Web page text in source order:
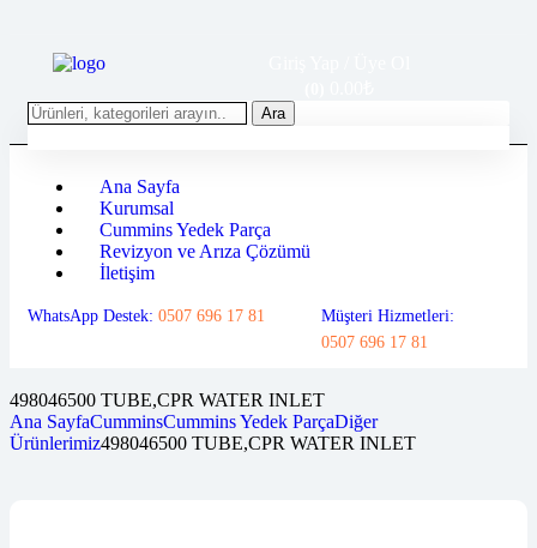
Ara
Ana Sayfa
Kurumsal
Cummins Yedek Parça
Revizyon ve Arıza Çözümü
İletişim
WhatsApp Destek: 0507 696 17 81
Müşteri Hizmetleri:
0507 696 17 81
498046500 TUBE,CPR WATER INLET
Ana SayfaCumminsCummins Yedek ParçaDiğer
Ürünlerimiz498046500 TUBE,CPR WATER INLET